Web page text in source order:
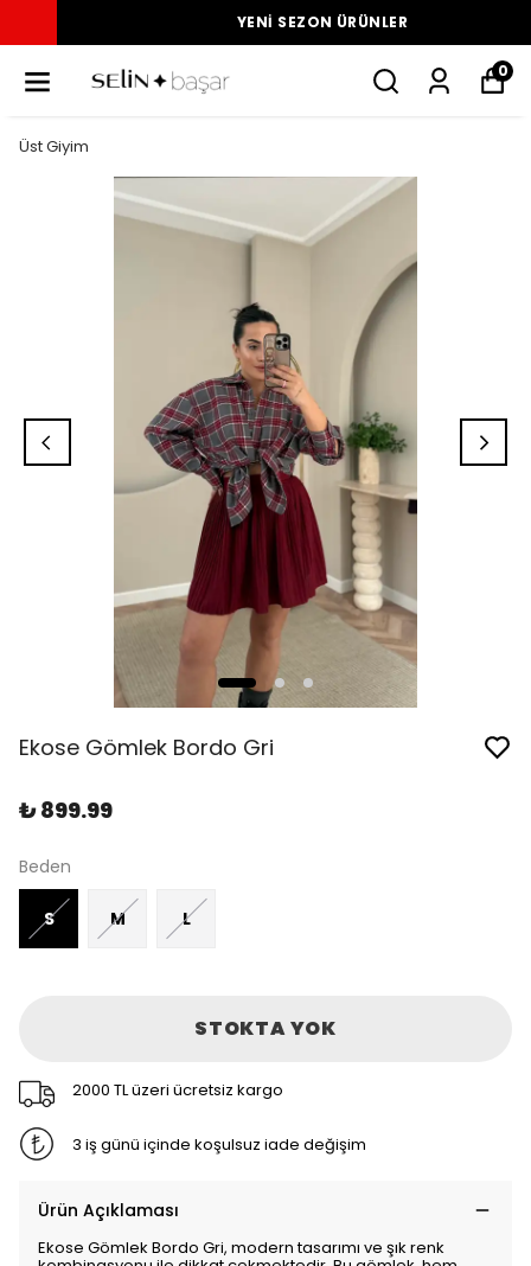
YENI SEZON ÜRÜNLER
0
Üst Giyim
Ekose Gömlek Bordo Gri
₺ 899.99
Beden
S M L
STOKTA YOK
2000 TL üzeri ücretsiz kargo
3 iş günü içinde koşulsuz iade değişim
Ürün Açıklaması
Ekose Gömlek Bordo Gri, modern tasarımı ve şık renk